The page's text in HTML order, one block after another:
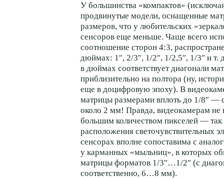
У большинства «компактов»
продвинутые модели, оснащенные
размеров, что у любительских
сенсоров еще меньше. Чаще всего
соотношение сторон 4:3,
дюймах: 1″, 2/3″, 1/2″, 1/2,5″, 1/3″ и т.
в дюймах соответствует диагонали
приблизительно на полтора (ну,
еще в доцифровую эпоху). В
матрицы размерами вплоть до 1/8″ —
около 2 мм! Правда, видеокамерам
большим количеством пикселей — так
расположения светочувствительных
сенсорах вполне сопоставима с
у карманных «мыльниц», в которых
матрицы форматов 1/3″…1/2″ (с
соответственно, 6…8 мм).